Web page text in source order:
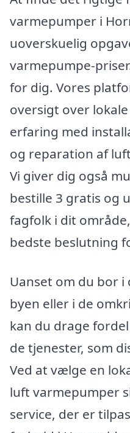
varmepumper i
uoverskuelig
varmepumpe-
for dig. Vores
oversigt over
erfaring med
og reparation af
Vi giver dig også
bestille 3 gratis og
fagfolk i dit
bedste beslutning
Uanset om du bor
byen eller i de
kan du drage
de tjenester, som
Ved at vælge en
luft varmepumper
service, der er